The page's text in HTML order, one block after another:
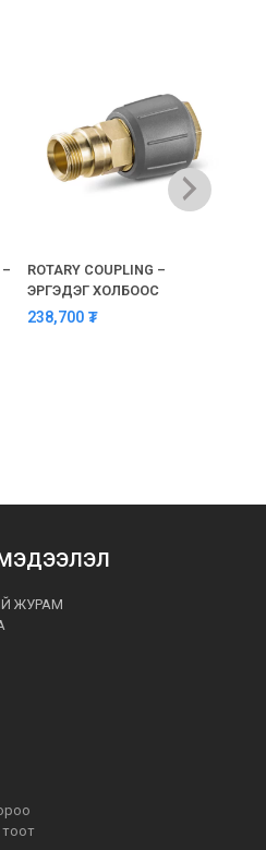
ROTARY COUPLING –
ЭРГЭДЭГ ХОЛБООС
238,700 ₮
МЭДЭЭЛЭЛ
ЖУРАМ
тоот